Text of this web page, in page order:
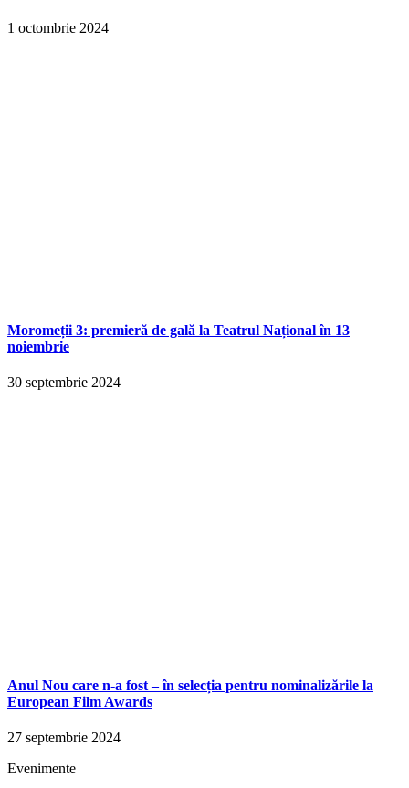
1 octombrie 2024
Moromeții 3: premieră de gală la Teatrul Național în 13
noiembrie
30 septembrie 2024
Anul Nou care n-a fost – în selecția pentru nominalizările la
European Film Awards
27 septembrie 2024
Evenimente